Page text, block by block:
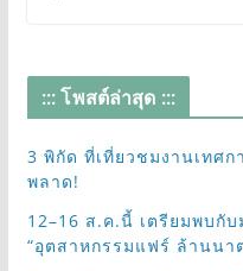
::: โพสต์ล่าสุด :::
3 พิกัด ที่เที่ยวชมงานเทศ
พลาด!
12–16 ส.ค.นี้ เตรียมพบกั
“อุตสาหกรรมแฟร์ ล้านนา